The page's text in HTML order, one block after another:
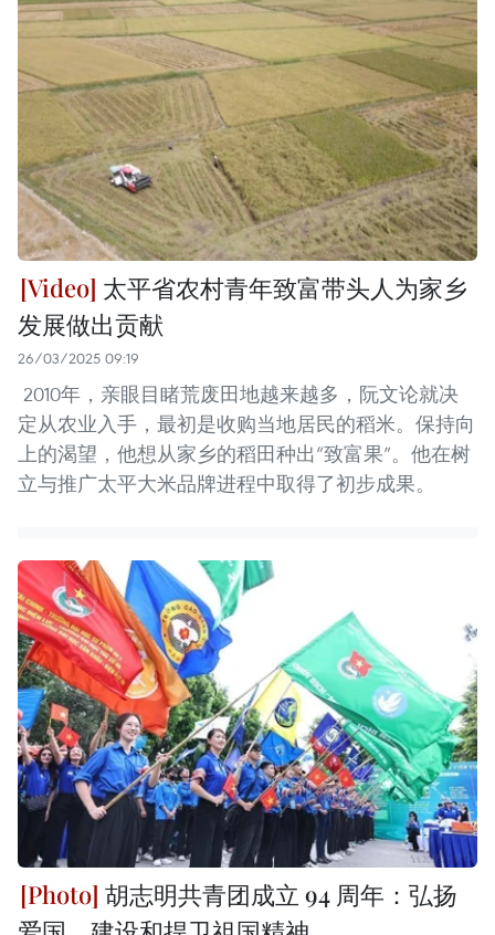
太平省农村青年致富带头人为家乡
发展做出贡献
26/03/2025 09:19
2010年，亲眼目睹荒废田地越来越多，阮文论就决
定从农业入手，最初是收购当地居民的稻米。保持向
上的渴望，他想从家乡的稻田种出“致富果”。他在树
立与推广太平大米品牌进程中取得了初步成果。
胡志明共青团成立 94 周年：弘扬